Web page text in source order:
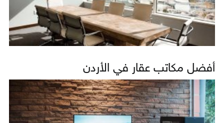
أفضل مكاتب عقار في الأردن